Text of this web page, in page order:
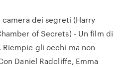
camera dei segreti (Harry
of Secrets) - Un film di
Riempie gli occhi ma non
Daniel Radcliffe, Emma